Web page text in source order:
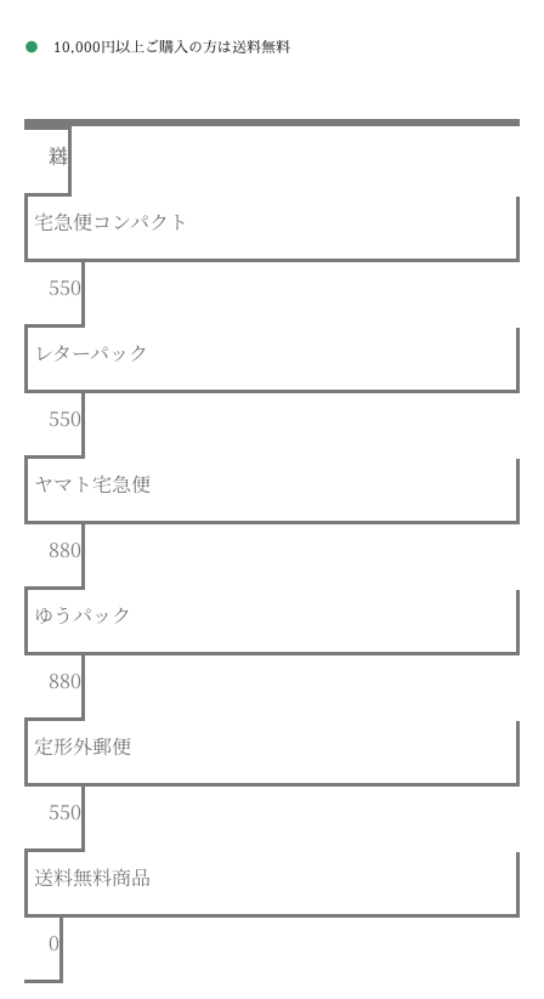
● 10,000円以上ご購入の方は送料無料
送料
宅急便コンパクト
550
レターパック
550
ヤマト宅急便
880
ゆうパック
880
定形外郵便
550
送料無料商品
0